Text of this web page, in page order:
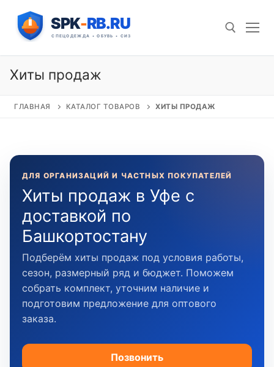
содержимому
Хиты продаж
ГЛАВНАЯ КАТАЛОГ ТОВАРОВ ХИТЫ ПРОДАЖ
ДЛЯ ОРГАНИЗАЦИЙ И ЧАСТНЫХ ПОКУПАТЕЛЕЙ
Хиты продаж в Уфе с
доставкой по
Башкортостану
Подберём хиты продаж под условия работы,
сезон, размерный ряд и бюджет. Поможем
собрать комплект, уточним наличие и
подготовим предложение для оптового
заказа.
Позвонить